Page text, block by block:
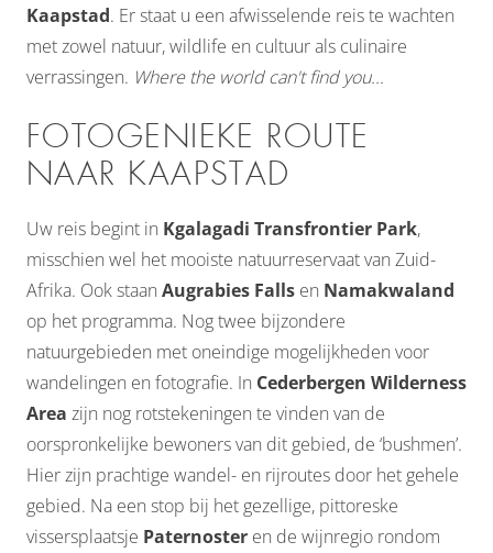
Kaapstad. Er staat u een afwisselende reis te wachten
met zowel natuur, wildlife en cultuur als culinaire
verrassingen. Where the world can't find you...
FOTOGENIEKE ROUTE
NAAR KAAPSTAD
Uw reis begint in Kgalagadi Transfrontier Park,
misschien wel het mooiste natuurreservaat van Zuid-
Afrika. Ook staan Augrabies Falls en Namakwaland
op het programma. Nog twee bijzondere
natuurgebieden met oneindige mogelijkheden voor
wandelingen en fotografie. In Cederbergen Wilderness
Area zijn nog rotstekeningen te vinden van de
oorspronkelijke bewoners van dit gebied, de ‘bushmen’.
Hier zijn prachtige wandel- en rijroutes door het gehele
gebied. Na een stop bij het gezellige, pittoreske
vissersplaatsje Paternoster en de wijnregio rondom